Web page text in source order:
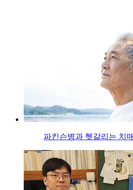
파킨슨병과 헷갈리는 치